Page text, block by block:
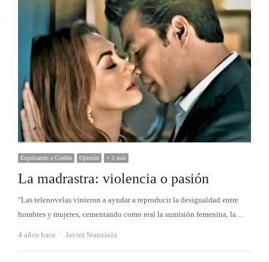
Expulsando a Coelho Opinión + 1 más
La madrastra: violencia o pasión
"Las telenovelas vinieron a ayudar a reproducir la desigualdad entre
hombres y mujeres, cementando como real la sumisión femenina, la…
4 años hace Autor
Javier Stanziola